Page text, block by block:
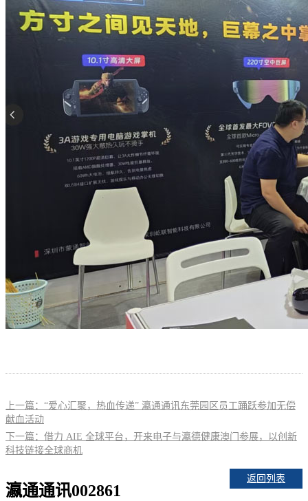
上一篇：“爱心汇聚，热血传递” 瀛通通讯东莞园区员工踊跃参加无偿
献血活动
下一篇：借力 AIE 全球平台，开来电子与瀛德健康澳门参展，以创新
科技链接全球商机
返回列表
瀛通通讯002861